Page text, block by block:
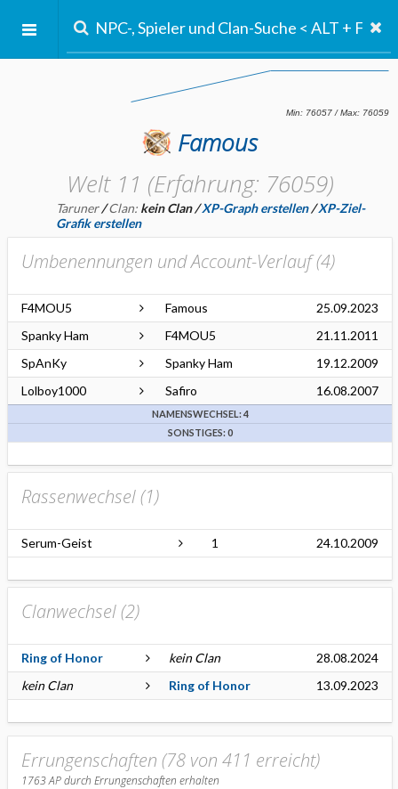
Famous
Welt 11 (Erfahrung: 76059)
Taruner/Clan: kein Clan/XP-Graph erstellen/XP-Ziel-
Grafik erstellen
Umbenennungen und Account-Verlauf (4)
F4MOU5 Famous
25.09.2023
Spanky Ham
F4MOU5
21.11.2011
SpAnKy
Spanky Ham
19.12.2009
Lolboy1000
Safiro 16.08.2007
NAMENSWECHSEL: 4
SONSTIGES: 0
Rassenwechsel (1)
Serum-Geist 1 24.10.2009
Clanwechsel (2)
Ring of Honor kein Clan
28.08.2024
kein Clan
Ring of Honor 13.09.2023
Errungenschaften (78 von 411 erreicht)
1763AP durch Errungenschaften erhalten